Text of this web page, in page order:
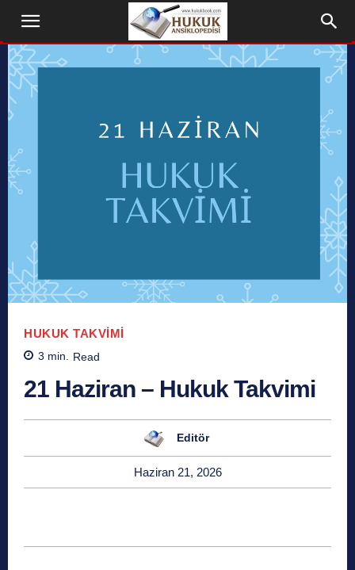
HUKUK TAKVIMI
3 min. Read
21 Haziran – Hukuk Takvimi
Editör
Haziran 21, 2026